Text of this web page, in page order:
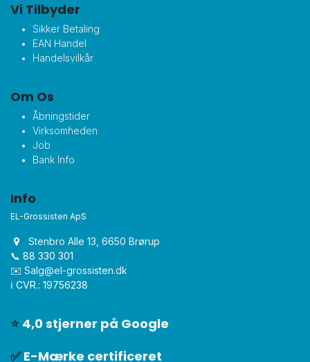
Vi Tilbyder
Sikker Betaling
EAN Handel
Handelsvilkår
Om Os
Åbningstider
Virksomheden
Job
Bank Info
Info
EL-Grossisten ApS
Stenbro Alle 13, 6650 Brørup
📞 88 330 301
✉️ Salg@el-grossisten.dk​
ℹ️ CVR.: 19756238
⭐ 4,0 stjerner på Google
✅E-Mærke certificeret